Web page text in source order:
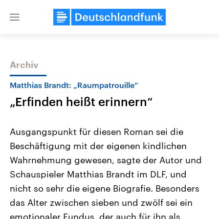
Close
Themen
Landtagswahl Sachsen-Anhalt
2026
Alle Informationen
Sachsen-Anhalt wählt am 6.
September 2026 einen neuen
Bundesland von einer Koalition aus
USA
Aktuelle Beiträge,
Hintergründe
Wirtschaftlich und
gehören die Vereinigten
mit großem Einfluss auf
Archiv
Matthias Brandt: „Raumpatrouille“
„Erfinden heißt erinnern“
Ausgangspunkt für diesen Roman sei die
Beschäftigung mit der eigenen kindlichen
Wahrnehmung gewesen, sagte der Autor und
Schauspieler Matthias Brandt im DLF, und
nicht so sehr die eigene Biografie. Besonders
das Alter zwischen sieben und zwölf sei ein
emotionaler Fundus, der auch für ihn als